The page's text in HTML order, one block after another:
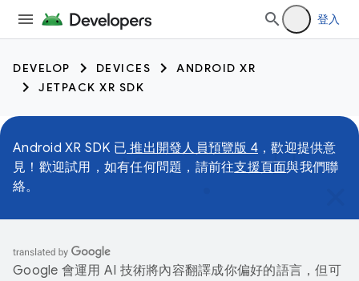
登入
DEVELOP DEVICES
ANDROID XR
JETPACK XR SDK
Android XR SDK 已 推出開發人員預覽版 4 ，歡迎提供意
見！歡迎試用，如有任何問題，請前往支援頁面與我們聯
絡。
Google 會運用 AI 技術將內容翻譯成你偏好的語言，但可